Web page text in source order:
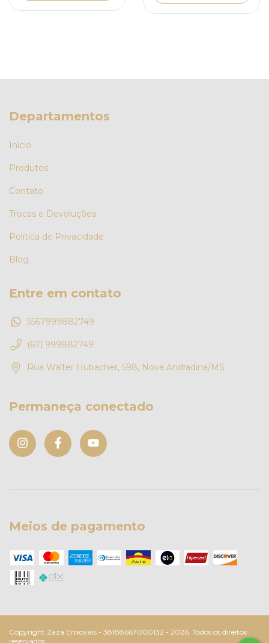
Departamentos
Início
Produtos
Contato
Trocas e Devoluções
Política de Privacidade
Blog
Entre em contato
5567999882749
(67) 999882749
Rua Walter Hubacher, 598, Nova Andradina/MS
Permaneça conectado
Meios de pagamento
Copyright Zaza Enxovais - 38188667000132 - 2026. Todos os direitos
reservados.